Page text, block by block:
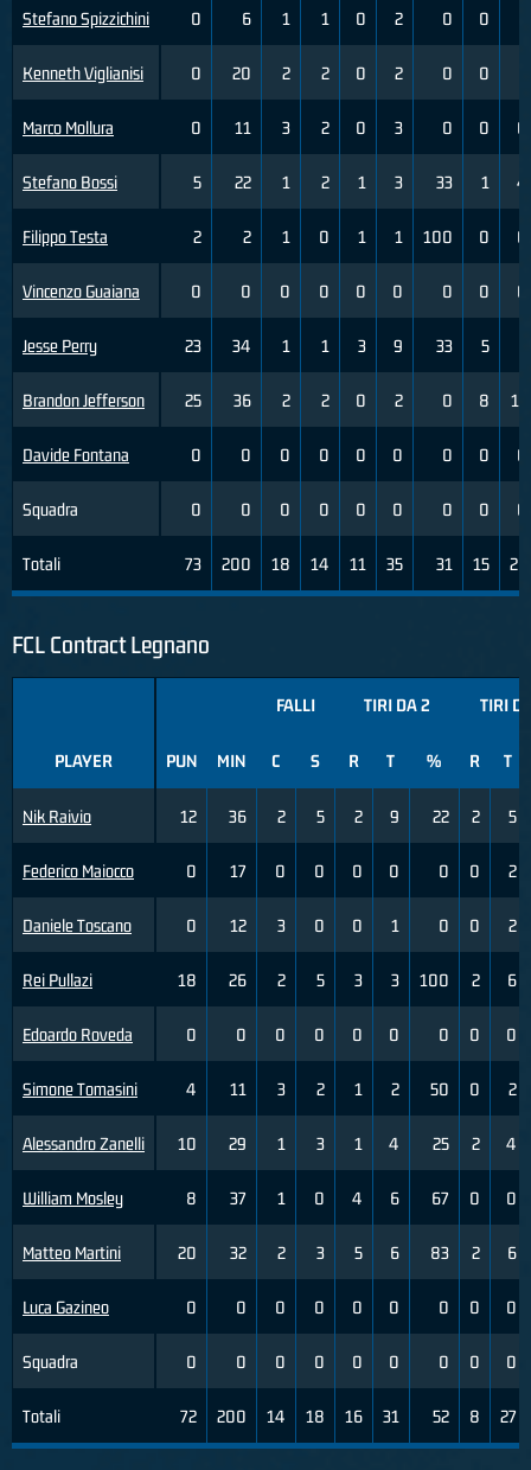
Stefano Spizzichini
Kenneth Viglianisi
Marco Mollura
Stefano Bossi
Filippo Testa
Vincenzo Guaiana
Jesse Perry
Brandon Jefferson
Davide Fontana
Squadra
Totali
0 6 1 1 0 2 0 0
0 20 2 2 0 2 0 0
0 11 3 2 0 3 0 0 0
5 22 1 2 1 3 33 1 4
2 2 1 0 1 1 100 0 0
0 0 0 0 0 0 0 0 0
23 34 1 1 3 9 33 5
25 36 2 2 0 2 0 8 11
0 0 0 0 0 0 0 0 0
0 0 0 0 0 0 0 0 0
73 200 18 14 11 35 31 15 26
FCL Contract Legnano
PLAYER
Nik Raivio
Federico Maiocco
Daniele Toscano
Rei Pullazi
Edoardo Roveda
Simone Tomasini
Alessandro Zanelli
William Mosley
Matteo Martini
Luca Gazineo
Squadra
Totali
FALLI TIRI DA 2 TIRI
PUN MIN C S R T % R T
12 36 2 5 2 9 22 2 5
0 17 0 0 0 0 0 0 2
0 12 3 0 0 1 0 0 2
18 26 2 5 3 3 100 2 6
0 0 0 0 0 0 0 0 0
4 11 3 2 1 2 50 0 2
10 29 1 3 1 4 25 2 4
8 37 1 0 4 6 67 0 0
20 32 2 3 5 6 83 2 6
0 0 0 0 0 0 0 0 0
0 0 0 0 0 0 0 0 0
72 200 14 18 16 31 52 8 27